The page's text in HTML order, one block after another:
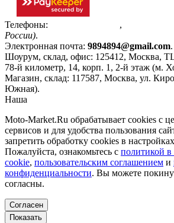
Телефоны: ,
России).
Электронная почта: 9894894@gmail.com.
Шоурум, склад, офис: 125412, Москва,
78-й километр, 14, корп. 1, 2-й этаж (м.
Магазин, склад: 117587, Москва, ул.
Южная).
Наша
Moto-Market.Ru обрабатывает сookies с
сервисов и для удобства пользования
запретить обработку сookies в
Пожалуйста, ознакомьтесь с политикой
cookie, пользовательским соглашением и
конфиденциальности. Вы можете
согласны.
Согласен
Показать